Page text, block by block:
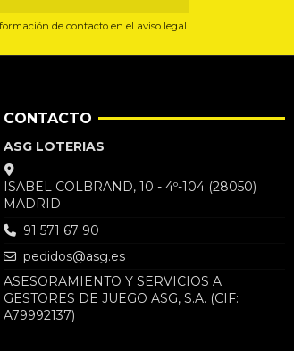
de contacto en el aviso legal.
CONTACTO
ASG LOTERIAS
ISABEL COLBRAND, 10 - 4º-104 (28050)
MADRID
91 571 67 90
pedidos@asg.es
ASESORAMIENTO Y SERVICIOS A
GESTORES DE JUEGO ASG, S.A. (CIF:
A79992137)